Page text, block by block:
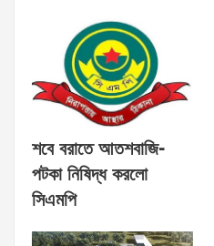
শবে বরাতে আতশবাজি-
পটকা নিষিদ্ধ করলো
সিএমপি